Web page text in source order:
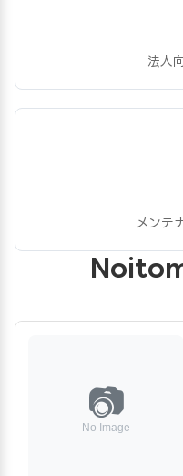
法人
メンテ